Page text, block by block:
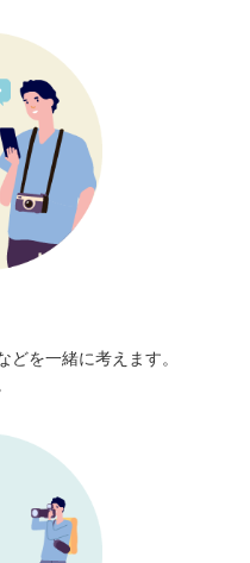
を一緒に考えます。